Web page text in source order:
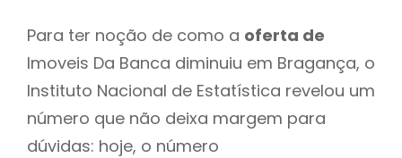
Para ter noção de como a oferta de
Imoveis Da Banca diminuiu em Bragança, o
Instituto Nacional de Estatística revelou um
número que não deixa margem para
dúvidas: hoje, o número